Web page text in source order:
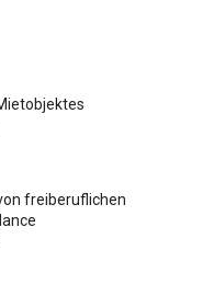
freiberuflichen